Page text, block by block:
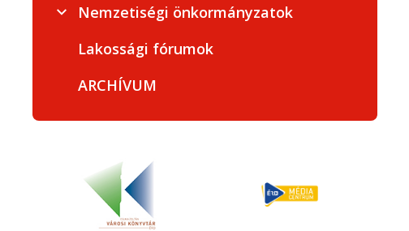
Nemzetiségi önkormányzatok
Lakossági fórumok
ARCHÍVUM